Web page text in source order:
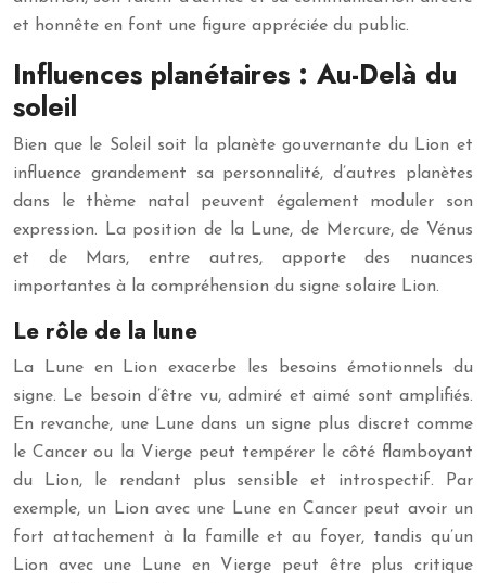
et honnête en font une figure appréciée du public.
Influences planétaires : Au-Delà du
soleil
Bien que le Soleil soit la planète gouvernante du Lion et
influence grandement sa personnalité, d’autres planètes
dans le thème natal peuvent également moduler son
expression. La position de la Lune, de Mercure, de Vénus
et de Mars, entre autres, apporte des nuances
importantes à la compréhension du signe solaire Lion.
Le rôle de la lune
La Lune en Lion exacerbe les besoins émotionnels du
signe. Le besoin d’être vu, admiré et aimé sont amplifiés.
En revanche, une Lune dans un signe plus discret comme
le Cancer ou la Vierge peut tempérer le côté flamboyant
du Lion, le rendant plus sensible et introspectif. Par
exemple, un Lion avec une Lune en Cancer peut avoir un
fort attachement à la famille et au foyer, tandis qu’un
Lion avec une Lune en Vierge peut être plus critique